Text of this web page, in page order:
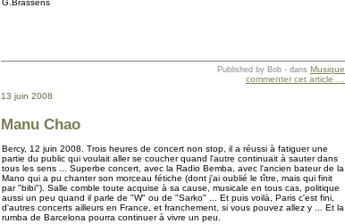
Published by Bob - dans Musique
commenter cet article
13 juin 2008
Manu Chao
Bercy, 12 juin 2008. Trois heures de concert non stop, il a réussi à fatiguer une
partie du public qui voulait aller se coucher quand l'autre continuait à sauter dans
tous les sens ... Superbe concert, avec la Radio Bemba, avec l'ancien bateur de la
Mano qui a pu chanter son morceau fétiche (dont j'ai oublié le tître, mais qui finit
par "bibi"). Salle comble toute acquise à sa cause, musicale en tous cas, politique
aussi un peu quand il parle de "W" ou de "Sarko" ... Et puis voilà, Paris c'est fini,
d'autres concerts ailleurs en France, et franchement, si vous pouvez allez y ... Et la
rumba de Barcelona pourra continuer à vivre un peu.